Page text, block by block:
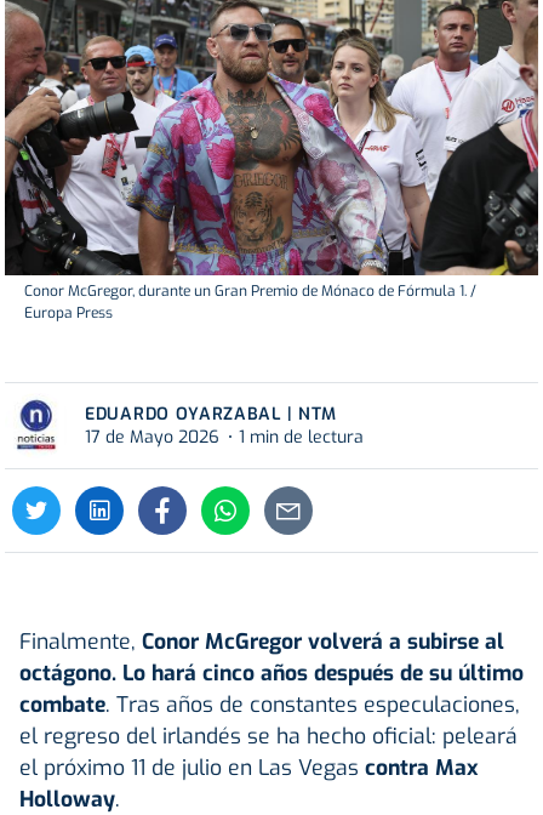
Conor McGregor, durante un Gran Premio de Mónaco de Fórmula 1. /
Europa Press
EDUARDO OYARZABAL | NTM
17 de Mayo 2026
1 min de lectura
Finalmente, Conor McGregor volverá a subirse al
octágono. Lo hará cinco años después de su último
combate. Tras años de constantes especulaciones,
el regreso del irlandés se ha hecho oficial: peleará
el próximo 11 de julio en Las Vegas contra Max
Holloway.